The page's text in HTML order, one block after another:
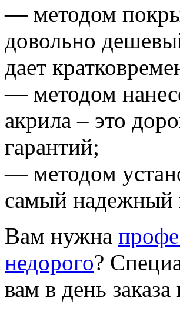
— методом
довольно
дает
— методом
акрила – это
гарантий;
— методом
самый надежный
Вам нужна
недорого?
вам в день